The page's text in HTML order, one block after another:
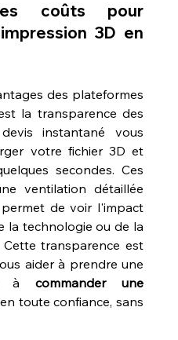
coûts pour
3D en
des plateformes
la transparence des
instantané vous
votre fichier 3D et
secondes. Ces
ventilation détaillée
de voir l'impact
la technologie ou de la
transparence est
aider à prendre une
et à commander une
en toute confiance, sans